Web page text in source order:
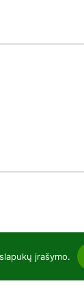
įrašymo.